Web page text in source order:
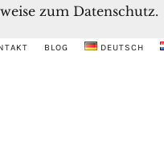
BLOG DEUTSCH
zum Datenschutz.